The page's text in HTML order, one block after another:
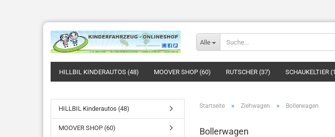
Alle
HILLBIL KINDERAUTOS (48) MOOVER SHOP (60) RUTSCHER (37) SCHAUKELTIER
Startseite » Ziehwagen » Bollerwagen
Bollerwagen
HILLBIL Kinderautos (48)
MOOVER SHOP (60)